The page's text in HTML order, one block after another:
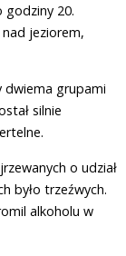
godziny 20.
jeziorem,
dwiema grupami
silnie
o udział
było trzeźwych.
alkoholu w